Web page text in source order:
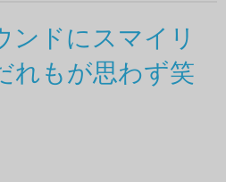
ンドにスマイリ
れもが思わず笑